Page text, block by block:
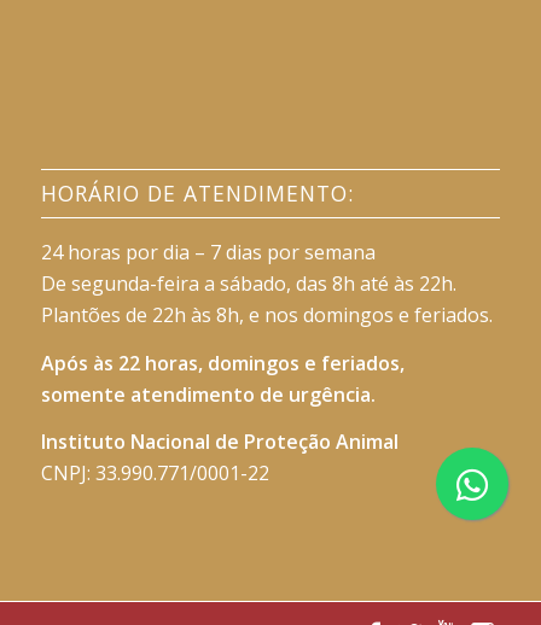
HORÁRIO DE ATENDIMENTO:
24 horas por dia – 7 dias por semana
De segunda-feira a sábado, das 8h até às 22h.
Plantões de 22h às 8h, e nos domingos e feriados.
Após às 22 horas, domingos e feriados,
somente atendimento de urgência.
Instituto Nacional de Proteção Animal
CNPJ: 33.990.771/0001-22